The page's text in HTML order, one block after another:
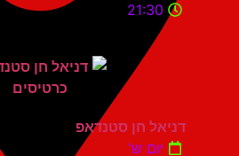
21:30
דניאל חן סטנדאפ
יום ש'